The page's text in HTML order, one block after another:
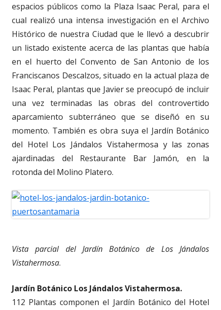
espacios públicos como la Plaza Isaac Peral, para el
cual realizó una intensa investigación en el Archivo
Histórico de nuestra Ciudad que le llevó a descubrir
un listado existente acerca de las plantas que había
en el huerto del Convento de San Antonio de los
Franciscanos Descalzos, situado en la actual plaza de
Isaac Peral, plantas que Javier se preocupó de incluir
una vez terminadas las obras del controvertido
aparcamiento subterráneo que se diseñó en su
momento. También es obra suya el Jardín Botánico
del Hotel Los Jándalos Vistahermosa y las zonas
ajardinadas del Restaurante Bar Jamón, en la
rotonda del Molino Platero.
Vista parcial del Jardín Botánico de Los Jándalos
Vistahermosa.
Jardín Botánico Los Jándalos Vistahermosa.
112 Plantas componen el Jardín Botánico del Hotel